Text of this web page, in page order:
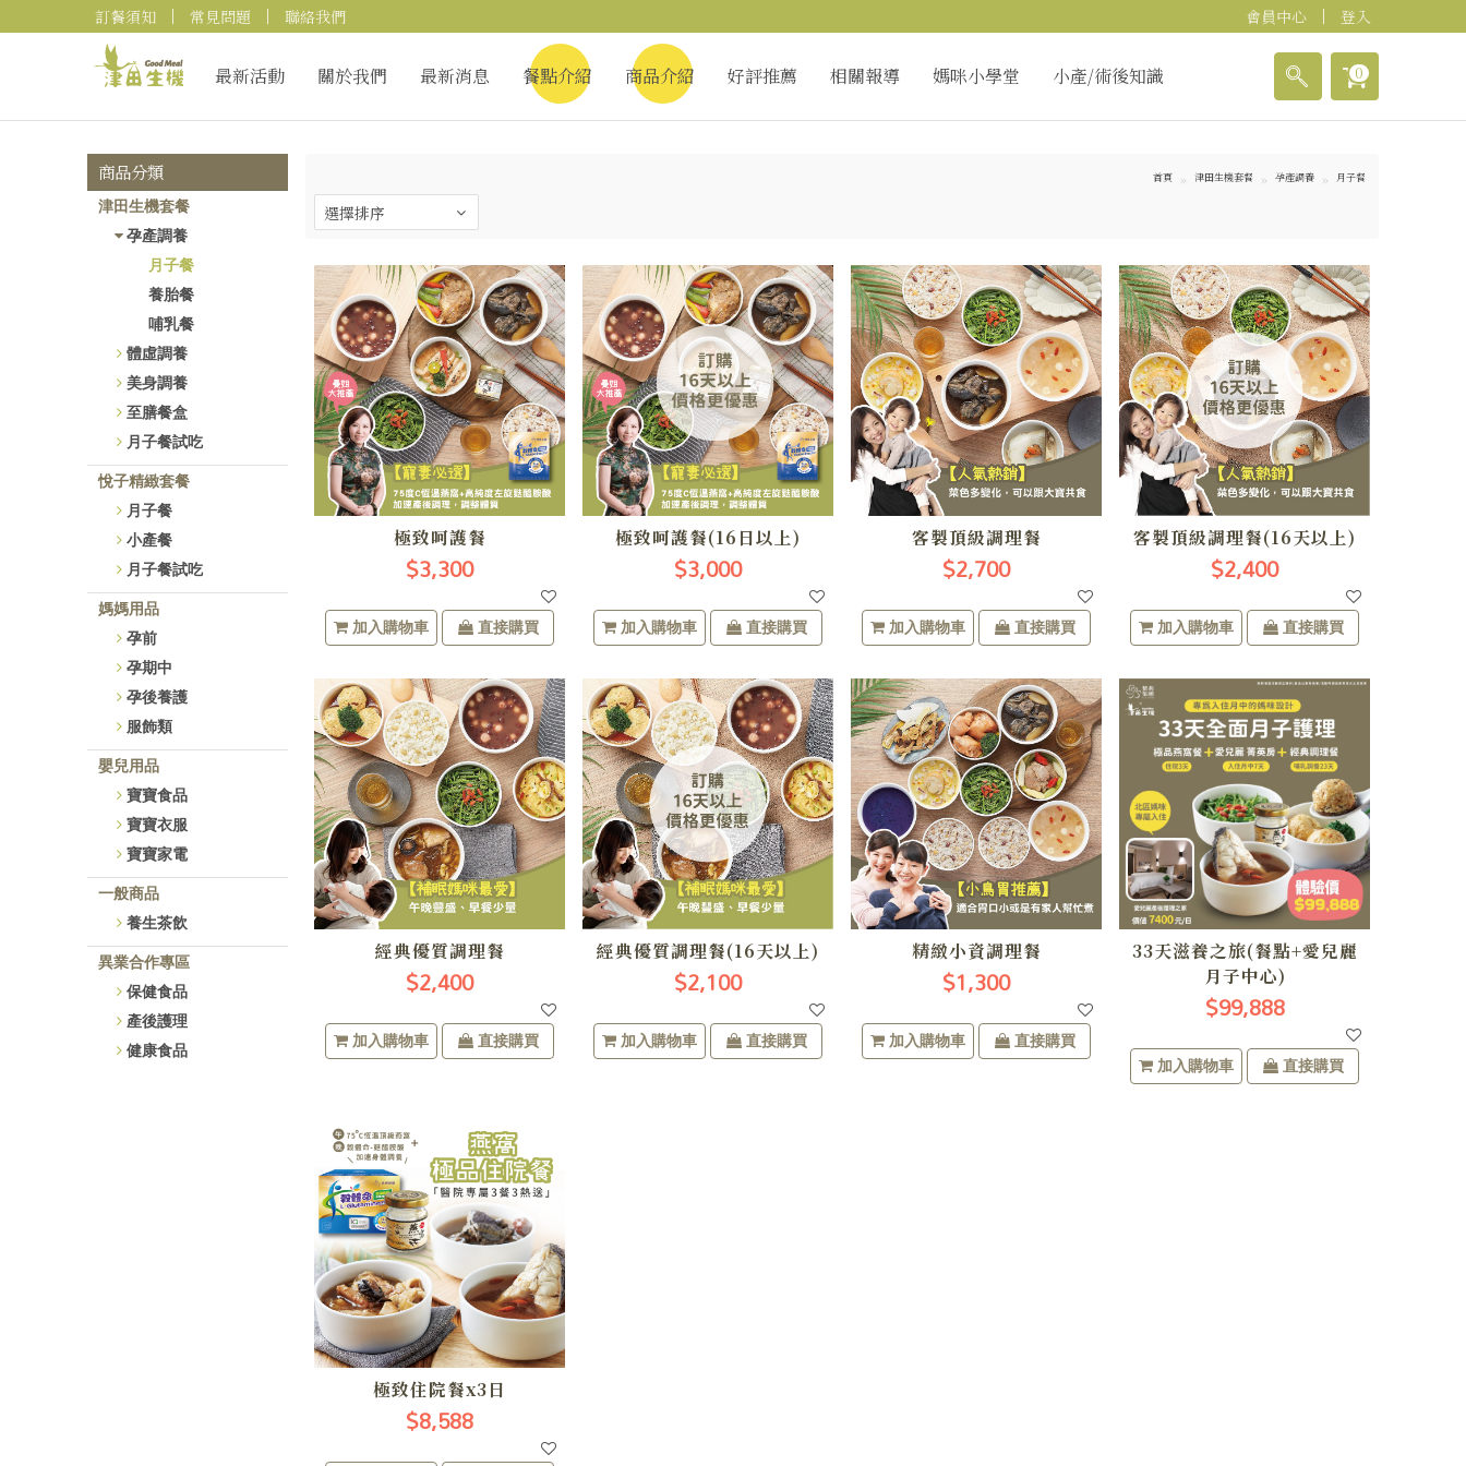
訂餐須知 常見問題 聯絡我們 會員中心 登入
最新活動 關於我們 最新消息 餐點介紹 商品介紹 好評推薦 相關報導 媽咪小學堂 小產/術後知識 0
商品分類
津田生機套餐
孕產調養
月子餐
養胎餐
哺乳餐
體虛調養
美身調養
至膳餐盒
月子餐試吃
悅子精緻套餐
月子餐
小產餐
月子餐試吃
媽媽用品
孕前
孕期中
孕後養護
服飾類
嬰兒用品
寶寶食品
寶寶衣服
寶寶家電
一般商品
養生茶飲
異業合作專區
保健食品
產後護理
健康食品
首頁 津田生機套餐 孕產調養 月子餐
極致呵護餐
$3,300
加入購物車 直接購買
極致呵護餐(16日以上)
$3,000
加入購物車 直接購買
客製頂級調理餐
$2,700
加入購物車 直接購買
客製頂級調理餐(16天以上)
$2,400
加入購物車 直接購買
經典優質調理餐
$2,400
加入購物車 直接購買
經典優質調理餐(16天以上)
$2,100
加入購物車 直接購買
精緻小資調理餐
$1,300
加入購物車 直接購買
33天滋養之旅(餐點+愛兒麗
月子中心)
$99,888
加入購物車 直接購買
極致住院餐x3日
$8,588